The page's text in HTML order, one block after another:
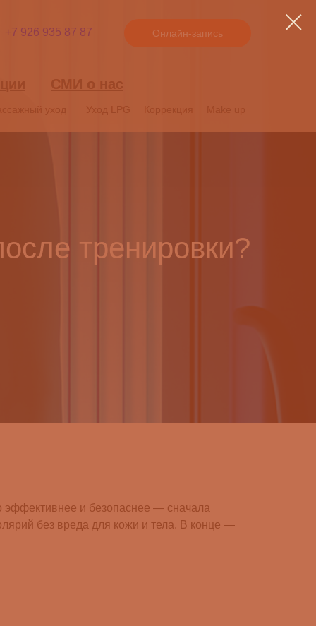
+7 926 935 87 87
СМИ о нас
СМИ о нас
уход Коррекция
Уход LPG Коррекция
Уход LPG
уход
Онлайн-запись
тренировки?
эффективнее и безопаснее — сначала
без вреда для кожи и тела. В конце —